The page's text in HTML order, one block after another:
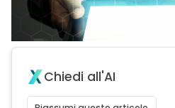
Chiedi all'AI